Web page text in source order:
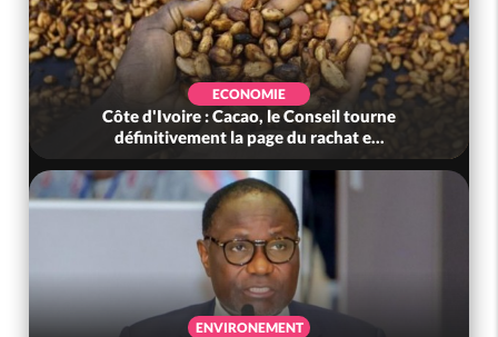
ECONOMIE
Côte d'Ivoire : Cacao, le Conseil tourne
définitivement la page du rachat e...
ENVIRONEMENT